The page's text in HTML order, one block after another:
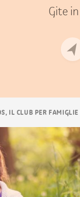
Gite
IL CLUB PER